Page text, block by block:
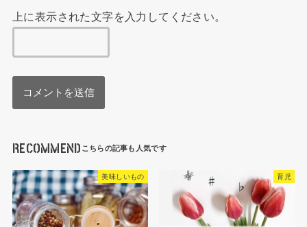
上に表示された文字を入力してください。
RECOMMEND
美味しいもの 育児